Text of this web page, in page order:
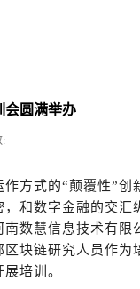
会圆满举办
:
方式的“颠覆性”
，和数字金融的交
南数慧信息技术有限
块链研究人员作为
培训。